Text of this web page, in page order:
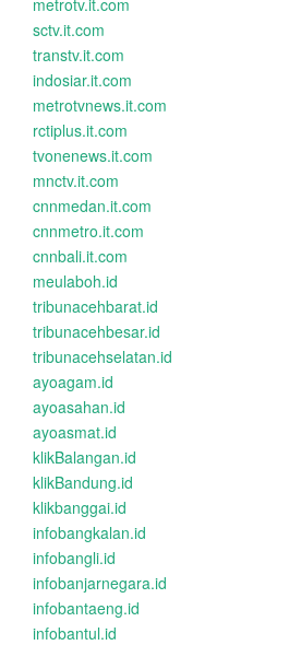
metrotv.it.com
sctv.it.com
transtv.it.com
indosiar.it.com
metrotvnews.it.com
rctiplus.it.com
tvonenews.it.com
mnctv.it.com
cnnmedan.it.com
cnnmetro.it.com
cnnbali.it.com
meulaboh.id
tribunacehbarat.id
tribunacehbesar.id
tribunacehselatan.id
ayoagam.id
ayoasahan.id
ayoasmat.id
klikBalangan.id
klikBandung.id
klikbanggai.id
infobangkalan.id
infobangli.id
infobanjarnegara.id
infobantaeng.id
infobantul.id